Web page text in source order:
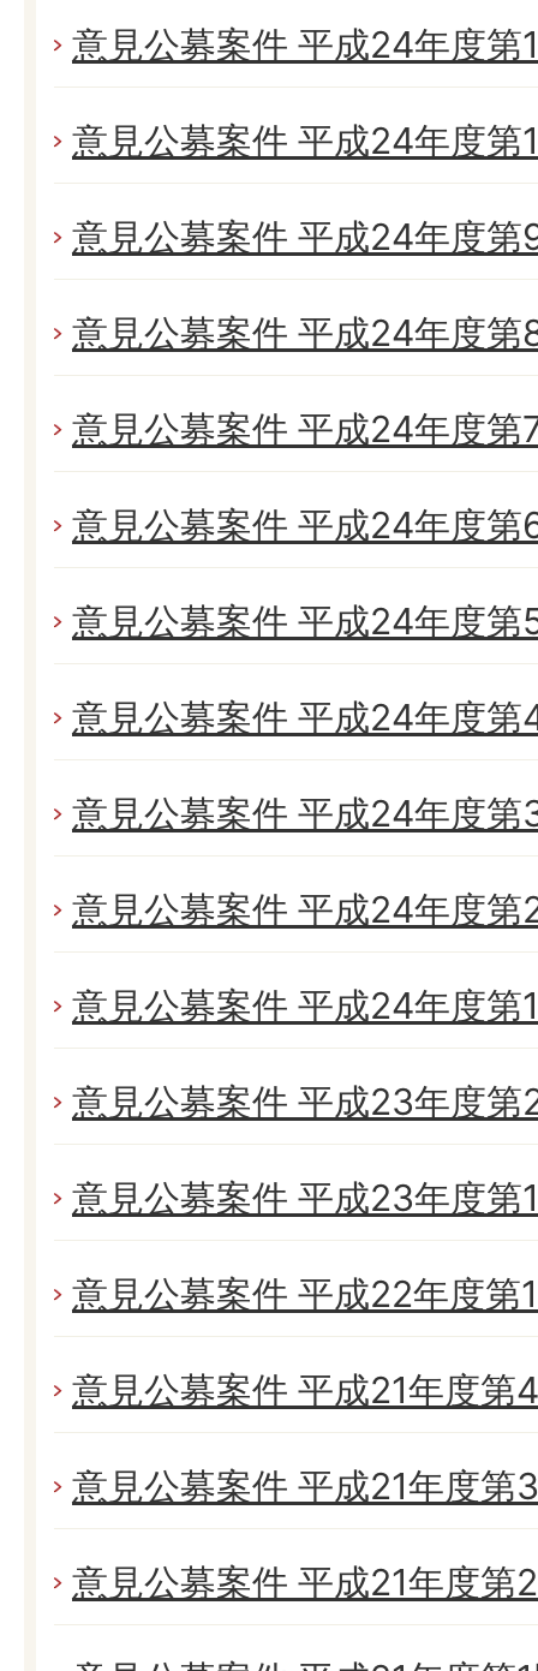
意見公募案件 平成24年度第
意見公募案件 平成24年度第
意見公募案件 平成24年度第
意見公募案件 平成24年度第
意見公募案件 平成24年度第
意見公募案件 平成24年度第
意見公募案件 平成24年度第
意見公募案件 平成24年度第
意見公募案件 平成24年度第
意見公募案件 平成24年度第
意見公募案件 平成24年度第
意見公募案件 平成23年度第
意見公募案件 平成23年度第
意見公募案件 平成22年度第
意見公募案件 平成21年度第
意見公募案件 平成21年度第
意見公募案件 平成21年度第